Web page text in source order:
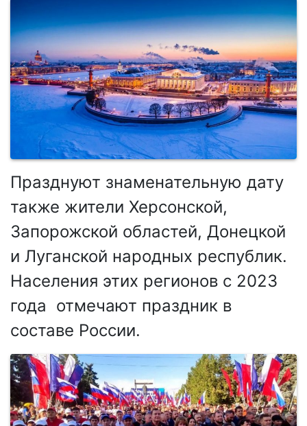
Празднуют знаменательную дату
также жители Херсонской,
Запорожской областей, Донецкой
и Луганской народных республик.
Населения этих регионов с 2023
года отмечают праздник в
составе России.